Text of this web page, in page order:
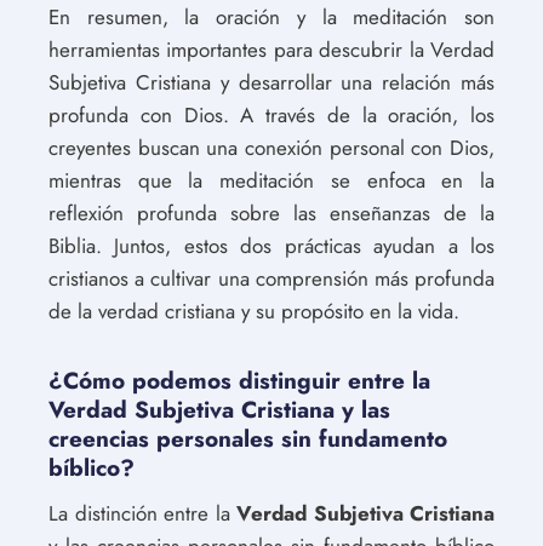
En resumen, la oración y la meditación son
herramientas importantes para descubrir la Verdad
Subjetiva Cristiana y desarrollar una relación más
profunda con Dios. A través de la oración, los
creyentes buscan una conexión personal con Dios,
mientras que la meditación se enfoca en la
reflexión profunda sobre las enseñanzas de la
Biblia. Juntos, estos dos prácticas ayudan a los
cristianos a cultivar una comprensión más profunda
de la verdad cristiana y su propósito en la vida.
¿Cómo podemos distinguir entre la
Verdad Subjetiva Cristiana y las
creencias personales sin fundamento
bíblico?
La distinción entre la Verdad Subjetiva Cristiana